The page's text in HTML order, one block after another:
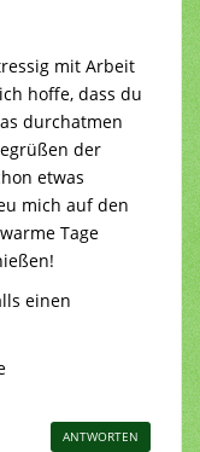
mit Arbeit
hoffe, dass du
durchatmen
der
etwas
mich auf den
Tage
einen
ANTWORTEN